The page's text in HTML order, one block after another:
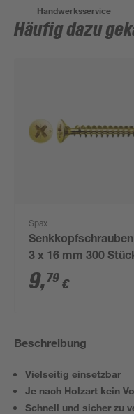
Handwerksservice
Häufig dazu
Spax
3 x 16 mm 300
9,79 €
Beschreibung
Vielseitig einsetzbar
Je nach Holzart kein
Schnell und sicher zu